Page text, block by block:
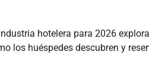
hotelera para 2026
los huéspedes descubren y